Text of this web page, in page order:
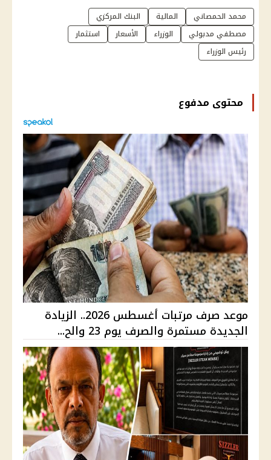
محمد الحمصاني المالية
البنك المركزي
مصطفي مدبولي
الوزراء الأسعار
استثمار
رئيس الوزراء
محتوى مدفوع
موعد صرف مرتبات أغسطس 2026.. الزيادة
الجديدة مستمرة والصرف يوم 23 والح...